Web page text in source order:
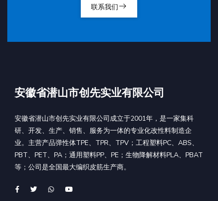
联系我们
安徽省潜山市创先实业有限公司
安徽省潜山市创先实业有限公司成立于2001年，是一家集科
研、开发、生产、销售、服务为一体的专业化改性料制造企
业。主营产品弹性体TPE、TPR、TPV；工程塑料PC、ABS、
PBT、PET、PA；通用塑料PP、PE；生物降解材料PLA、PBAT
等；公司是全国最大编织皮筋生产商。